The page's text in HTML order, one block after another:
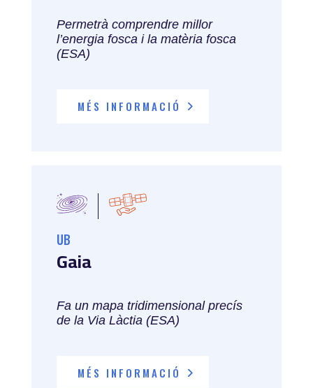
Permetrà comprendre millor
l’energia fosca i la matèria fosca
(ESA)
MÉS INFORMACIÓ
UB
Gaia
Fa un mapa tridimensional precís
de la Via Làctia (ESA)
MÉS INFORMACIÓ